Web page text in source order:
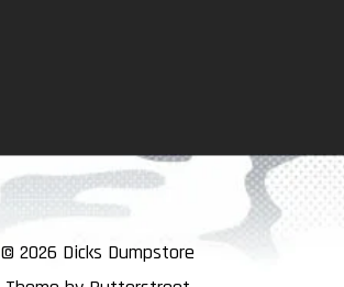
© 2026 Dicks Dumpstore